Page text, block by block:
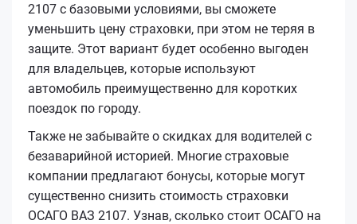
2107 с базовыми условиями, вы сможете
уменьшить цену страховки, при этом не теряя в
защите. Этот вариант будет особенно выгоден
для владельцев, которые используют
автомобиль преимущественно для коротких
поездок по городу.
Также не забывайте о скидках для водителей с
безаварийной историей. Многие страховые
компании предлагают бонусы, которые могут
существенно снизить стоимость страховки
ОСАГО ВАЗ 2107. Узнав, сколько стоит ОСАГО на